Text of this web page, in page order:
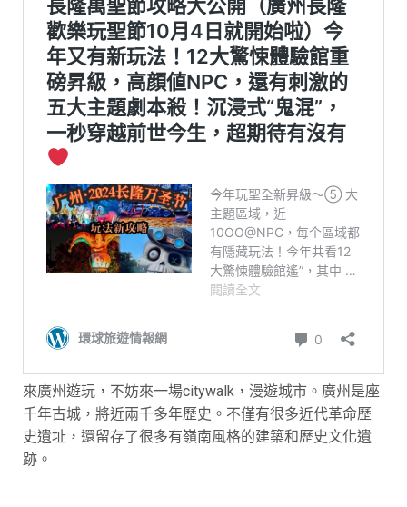
來廣州遊玩，不妨來一場citywalk，漫遊城市。廣州是座
千年古城，將近兩千多年歷史。不僅有很多近代革命歷
史遺址，還留存了很多有嶺南風格的建築和歷史文化遺
跡。